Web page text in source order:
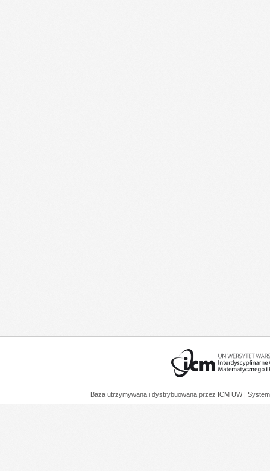
Baza utrzymywana i dystrybuowana przez ICM UW |